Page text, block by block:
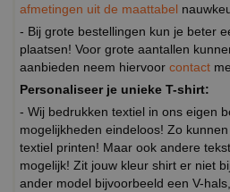
afmetingen uit de maattabel
- Bij grote bestellingen kun je beter
plaatsen! Voor grote aantallen
aanbieden neem hiervoor contact
Personaliseer je unieke T-shirt:
- Wij bedrukken textiel in ons eigen
mogelijkheden eindeloos! Zo
textiel printen! Maar ook andere
mogelijk! Zit jouw kleur shirt er niet
ander model bijvoorbeeld een V-